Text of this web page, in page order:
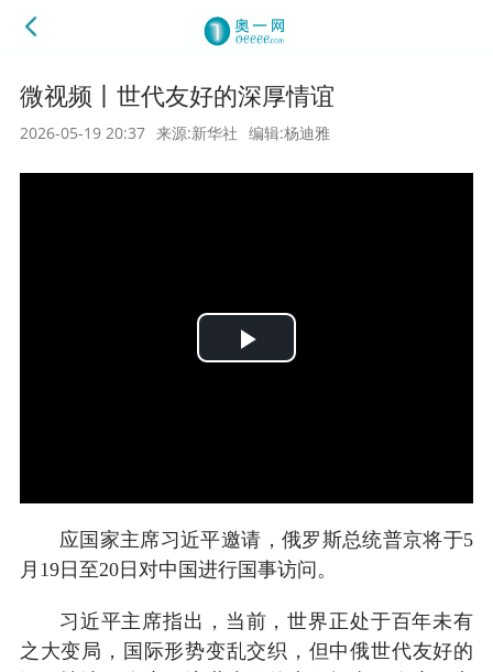
微视频丨世代友好的深厚情谊
2026-05-19 20:37 来源:新华社 编辑:杨迪雅
Play
应国家主席习近平邀请，俄罗斯总统普京将于5
月19日至20日对中国进行国事访问。
习近平主席指出，当前，世界正处于百年未有
之大变局，国际形势变乱交织，但中俄世代友好的